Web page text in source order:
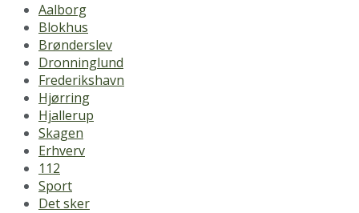
Aalborg
Blokhus
Brønderslev
Dronninglund
Frederikshavn
Hjørring
Hjallerup
Skagen
Erhverv
112
Sport
Det sker